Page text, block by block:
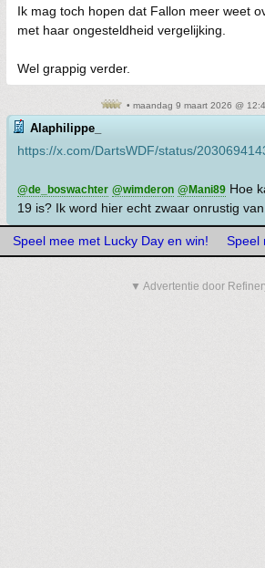
Ik mag toch hopen dat Fallon meer weet
met haar ongesteldheid vergelijking.
Wel grappig verder.
• maandag 9 maart 2026 @
Alaphilippe_
https://x.com/DartsWDF/status/
@de_boswachter @wimderon @Mani89 Hoe
19 is? Ik word hier echt zwaar onrustig van.
Speel mee met Lucky Day en win! Speel
▼ Advertentie door